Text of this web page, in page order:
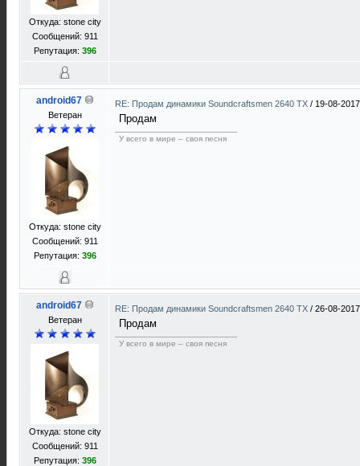
Откуда: stone city
Сообщений: 911
Репутация: 396
android67
Ветеран
Откуда: stone city
Сообщений: 911
Репутация: 396
RE: Продам динамики Soundcraftsmen 2640 TX / 19-08-
Продам
У всего в мире – своя песня
android67
Ветеран
Откуда: stone city
Сообщений: 911
Репутация: 396
RE: Продам динамики Soundcraftsmen 2640 TX / 26-08-
Продам
У всего в мире – своя песня